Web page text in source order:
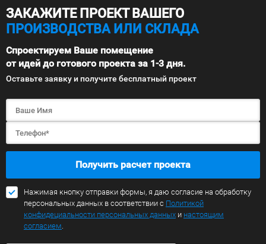
ЗАКАЖИТЕ ПРОЕКТ ВАШЕГО
ПРОИЗВОДСТВА ИЛИ СКЛАДА
Спроектируем Ваше помещение
от идей до готового проекта за 1-3 дня.
Оставьте заявку и получите бесплатный проект
Получить расчет проекта
Нажимая кнопку отправки формы, я даю согласие на обработку
персональных данных в соответствии с Политикой
конфидециальности персональных данных и настоящим
согласием